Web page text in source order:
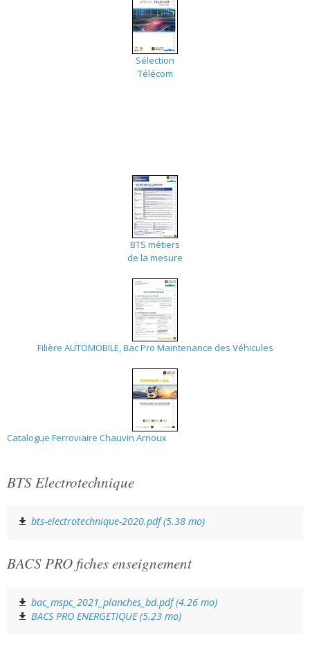
Sélection
Télécom
BTS métiers
de la mesure
Filière AUTOMOBILE, Bac Pro Maintenance des Véhicules
Catalogue Ferroviaire Chauvin Arnoux
BTS Electrotechnique
bts-electrotechnique-2020.pdf (5.38 mo)
BACS PRO fiches enseignement
bac_mspc_2021_planches_bd.pdf (4.26 mo)
BACS PRO ENERGETIQUE (5.23 mo)